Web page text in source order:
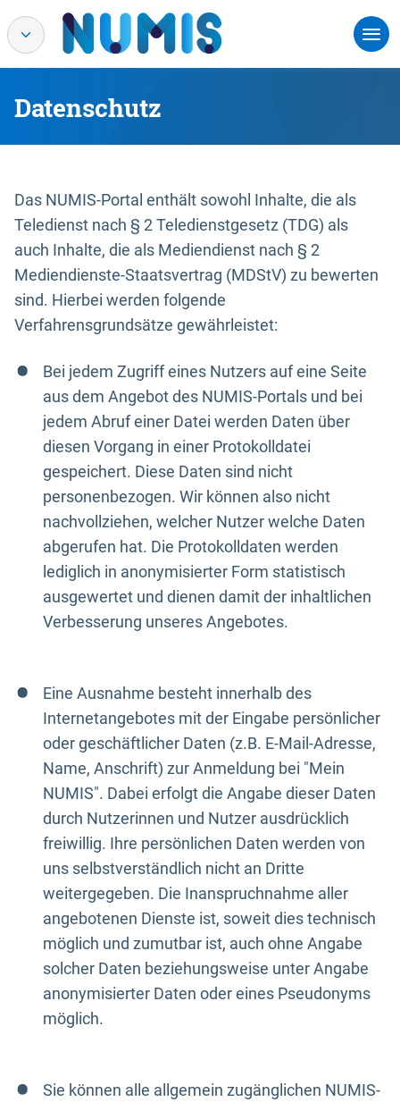
Datenschutz
Das NUMIS-Portal enthält sowohl Inhalte, die als
Teledienst nach § 2 Teledienstgesetz (TDG) als
auch Inhalte, die als Mediendienst nach § 2
Mediendienste-Staatsvertrag (MDStV) zu bewerten
sind. Hierbei werden folgende
Verfahrensgrundsätze gewährleistet:
Bei jedem Zugriff eines Nutzers auf eine Seite
aus dem Angebot des NUMIS-Portals und bei
jedem Abruf einer Datei werden Daten über
diesen Vorgang in einer Protokolldatei
gespeichert. Diese Daten sind nicht
personenbezogen. Wir können also nicht
nachvollziehen, welcher Nutzer welche Daten
abgerufen hat. Die Protokolldaten werden
lediglich in anonymisierter Form statistisch
ausgewertet und dienen damit der inhaltlichen
Verbesserung unseres Angebotes.
Eine Ausnahme besteht innerhalb des
Internetangebotes mit der Eingabe persönlicher
oder geschäftlicher Daten (z.B. E-Mail-Adresse,
Name, Anschrift) zur Anmeldung bei "Mein
NUMIS". Dabei erfolgt die Angabe dieser Daten
durch Nutzerinnen und Nutzer ausdrücklich
freiwillig. Ihre persönlichen Daten werden von
uns selbstverständlich nicht an Dritte
weitergegeben. Die Inanspruchnahme aller
angebotenen Dienste ist, soweit dies technisch
möglich und zumutbar ist, auch ohne Angabe
solcher Daten beziehungsweise unter Angabe
anonymisierter Daten oder eines Pseudonyms
möglich.
Sie können alle allgemein zugänglichen NUMIS-